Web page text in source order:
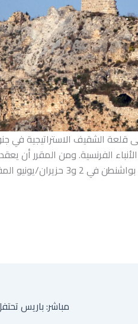
قلعة الشقيف الاستراتيجية في
الفرنسية. ومن المقرر أن يعقد
يونيو المقبل.